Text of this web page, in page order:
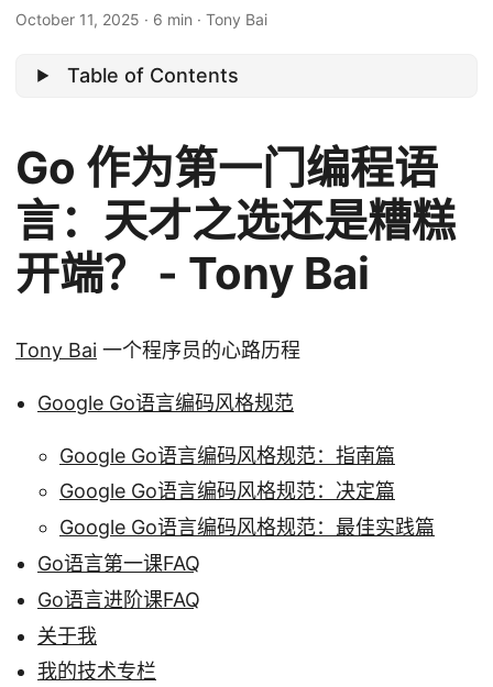
October 11, 2025 · 6 min · Tony Bai
Table of Contents
Go 作为第一门编程语
言：天才之选还是糟糕
开端？ - Tony Bai
Tony Bai 一个程序员的心路历程
Google Go语言编码风格规范
Google Go语言编码风格规范：指南篇
Google Go语言编码风格规范：决定篇
Google Go语言编码风格规范：最佳实践篇
Go语言第一课FAQ
Go语言进阶课FAQ
关于我
我的技术专栏